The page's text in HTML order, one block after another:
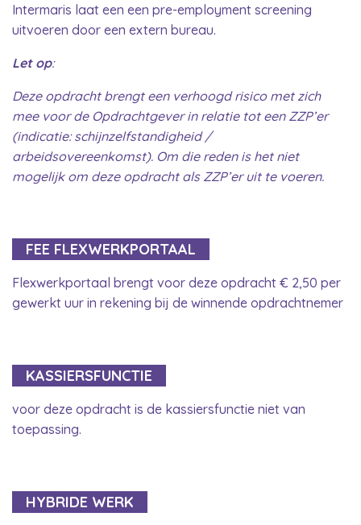
Intermaris laat een een pre-employment screening
uitvoeren door een extern bureau.
Let op:
Deze opdracht brengt een verhoogd risico met zich
mee voor de Opdrachtgever in relatie tot een ZZP’er
(indicatie: schijnzelfstandigheid /
arbeidsovereenkomst). Om die reden is het niet
mogelijk om deze opdracht als ZZP’er uit te voeren.
FEE FLEXWERKPORTAAL
Flexwerkportaal brengt voor deze opdracht € 2,50 per
gewerkt uur in rekening bij de winnende opdrachtnemer
KASSIERSFUNCTIE
voor deze opdracht is de kassiersfunctie niet van
toepassing.
HYBRIDE WERK